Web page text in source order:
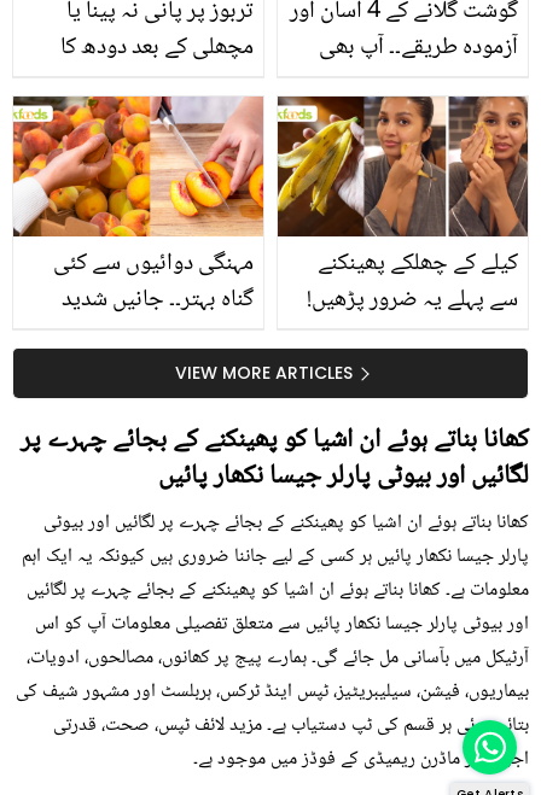
تربوز پر پانی نہ پینا یا
مچھلی کے بعد دودھ کا
سے متعلق غلط فہمیوں کی
حقیقت کیا ہے اور افواہ
کیا؟
گوشت گلانے کے 4 آسان اور
آزمودہ طریقے۔۔ آپ بھی
بتائے راز
مہنگی دوائیوں سے کئی
گناہ بہتر۔۔ جانیں شدید
کیوں کھانا چاہیے؟
کیلے کے چھلکے پھینکنے
سے پہلے یہ ضرور پڑھیں!
سستا اور قدرتی حلVIEW MORE ARTICLES
کھانا بناتے ہوئے ان اشیا کو پھینکنے کے بجائے چہرے پر
لگائیں اور بیوٹی پارلر جیسا نکھار پائیں
کھانا بناتے ہوئے ان اشیا کو پھینکنے کے بجائے چہرے پر لگائیں اور بیوٹی
پارلر جیسا نکھار پائیں ہر کسی کے لیے جاننا ضروری ہیں کیونکہ یہ ایک اہم
معلومات ہے۔ کھانا بناتے ہوئے ان اشیا کو پھینکنے کے بجائے چہرے پر لگائیں
اور بیوٹی پارلر جیسا نکھار پائیں سے متعلق تفصیلی معلومات آپ کو اس
آرٹیکل میں بآسانی مل جائے گی۔ ہمارے پیج پر کھانوں، مصالحوں، ادویات،
بیماریوں، فیشن، سیلیبریٹیز، ٹپس اینڈ ٹرکس، ہربلسٹ اور مشہور شیف کی
بتائی ہوئی ہر قسم کی ٹپ دستیاب ہے۔ مزید لائف ٹپس، صحت، قدرتی
اجزاء اور ماڈرن ریمیڈی کے فوڈز میں موجود ہے۔